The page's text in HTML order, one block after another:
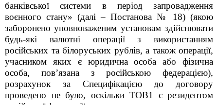
банківської системи в період запровадження
воєнного стану» (далі – Постанова № 18) (якою
заборонено уповноваженим установам здійснювати
будь-які валютні операції з використанням
російських та білоруських рублів, а також операції,
учасником яких є юридична особа або фізична
особа, пов’язана з російською федерацією),
розрахунок за Специфікацією до договору
проведено не було, оскільки ТОВ1 є резидентом